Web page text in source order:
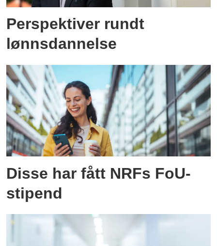
Perspektiver rundt
lønnsdannelse
Disse har fått NRFs FoU-
stipend